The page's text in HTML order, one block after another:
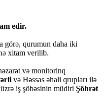
edir.
görə, qurumun daha iki
xitam verilib.
və monitorinq
və Həssas əhali qrupları ilə
iş şöbəsinin müdiri Şöhrət